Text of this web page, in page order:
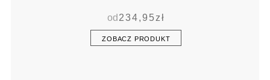
od234,95zł
ZOBACZ PRODUKT